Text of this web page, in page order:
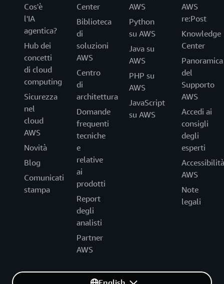
Cos'è
l'IA
agentica?
Hub dei
concetti
di cloud
computing
Sicurezza
nel
cloud
AWS
Novità
Blog
Comunicati
stampa
Center
Biblioteca
di
soluzioni
AWS
Centro
di
architettura
Domande
frequenti
tecniche
e
relative
ai
prodotti
Report
degli
analisti
Partner
AWS
AWS
Python
su AWS
Java su
AWS
PHP su
AWS
JavaScript
su AWS
AWS
re:Post
Knowledge
Center
Panoramica
del
Supporto
AWS
Accedi ai
consigli
degli
esperti
Accessibilità
AWS
Note
legali